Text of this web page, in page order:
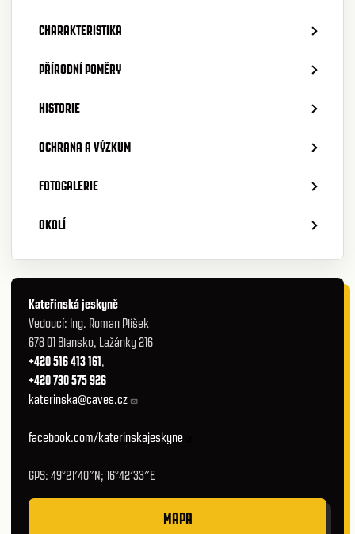
CHARAKTERISTIKA
PŘÍRODNÍ POMĚRY
HISTORIE
OCHRANA A VÝZKUM
FOTOGALERIE
OKOLÍ
Kateřinská jeskyně
Vedoucí: Ing. Roman Plíšek
678 01 Blansko, Lažánky 216
+420 516 413 161,
+420 730 575 926
katerinska@caves.cz
facebook.com/katerinskajeskyne
GPS: 49°21′40″N; 16°42′33″E
MAPA